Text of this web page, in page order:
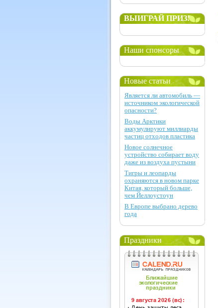
ВЫИГРАЙ ПРИЗ!
Наши спонсоры
Новые статьи
Является ли автомобиль —
источником экологической
опасности?
Воды Арктики
аккумулируют миллиарды
частиц отходов пластика
Новое солнечное
устройство собирает воду
даже из воздуха пустыни
Тигры и леопарды
охраняются в новом парке
Китая, который больше,
чем Йеллоустоун
В Европе выбрано дерево
года
Праздники